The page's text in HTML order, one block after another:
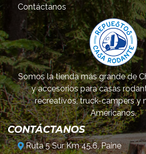
Contáctanos
Somos la tienda más grande de
y accesorios para casas
recreativos, truck-campers y
Americanos.
CONTÁCTANOS
Ruta 5 Sur Km 45.6, Paine